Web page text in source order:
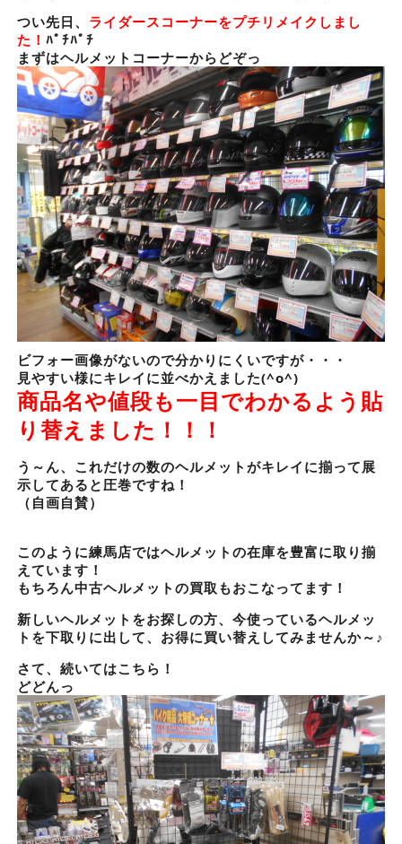
つい先日、 ライダースコーナーをプチリメイクしまし
た！ ﾊﾟﾁﾊﾟﾁ
まずはヘルメットコーナーからどぞっ
ビフォー画像がないので分かりにくいですが・・・
見やすい様にキレイに並べかえました(^o^)
商品名や値段も一目でわかるよう貼
り替えました！！！
う～ん、これだけの数のヘルメットがキレイに揃って展
示してあると圧巻ですね！
（自画自賛）
このように練馬店ではヘルメットの在庫を豊富に取り揃
えています！
もちろん中古ヘルメットの買取もおこなってます！
新しいヘルメットをお探しの方、今使っているヘルメッ
トを下取りに出して、お得に買い替えしてみませんか～♪
さて、続いてはこちら！
どどんっ